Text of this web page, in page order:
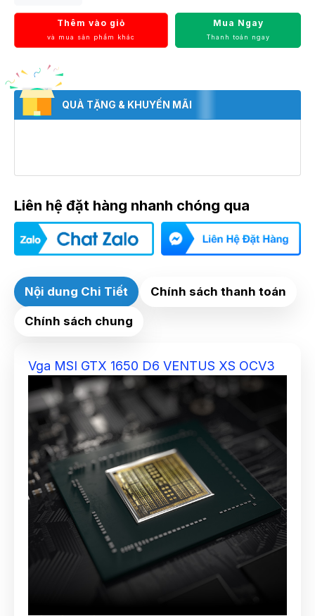
Thêm vào giỏ
và mua sản phẩm khác
Mua Ngay
Thanh toán ngay
QUÀ TẶNG & KHUYẾN MÃI
Liên hệ đặt hàng nhanh chóng qua
Nội dung Chi Tiết Chính sách thanh toán
Chính sách chung
Vga MSI GTX 1650 D6 VENTUS XS OCV3